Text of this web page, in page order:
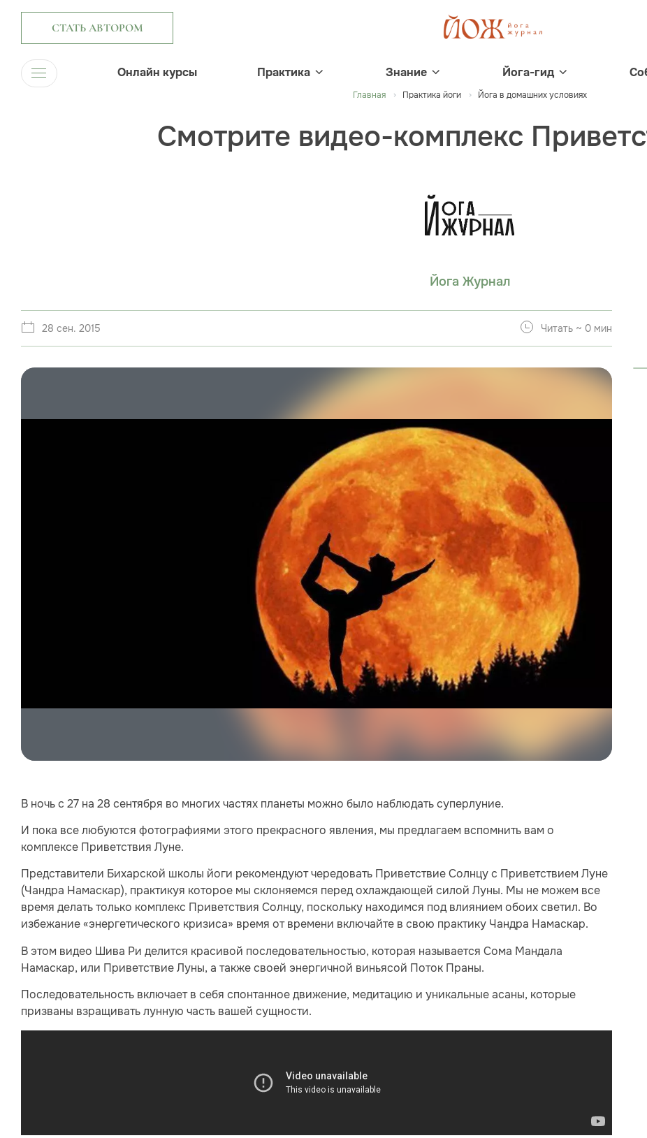
СТАТЬ АВТОРОМ
Онлайн курсы Практика Знание Йога-гид
Главная Практика йоги Йога в домашних условиях
Смотрите видео-комплекс
Йога Журнал
28 сен. 2015 Читать ~ 0 мин
В ночь с 27 на 28 сентября во многих частях планеты можно было наблюдать суперлуние.
И пока все любуются фотографиями этого прекрасного явления, мы предлагаем вспомнить вам о
комплексе Приветствия Луне.
Представители Бихарской школы йоги рекомендуют чередовать Приветствие Солнцу с Приветствием Луне
(Чандра Намаскар), практикуя которое мы склоняемся перед охлаждающей силой Луны. Мы не можем все
время делать только комплекс Приветствия Солнцу, поскольку находимся под влиянием обоих светил. Во
избежание «энергетического кризиса» время от времени включайте в свою практику Чандра Намаскар.
В этом видео Шива Ри делится красивой последовательностью, которая называется Сома Мандала
Намаскар, или Приветствие Луны, а также своей энергичной виньясой Поток Праны.
Последовательность включает в себя спонтанное движение, медитацию и уникальные асаны, которые
призваны взращивать лунную часть вашей сущности.